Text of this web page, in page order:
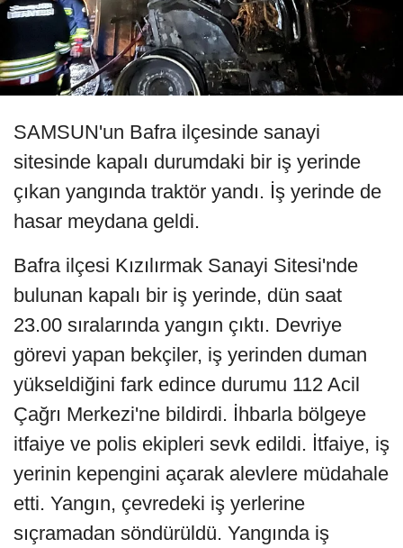
SAMSUN'un Bafra ilçesinde sanayi
sitesinde kapalı durumdaki bir iş yerinde
çıkan yangında traktör yandı. İş yerinde de
hasar meydana geldi.
Bafra ilçesi Kızılırmak Sanayi Sitesi'nde
bulunan kapalı bir iş yerinde, dün saat
23.00 sıralarında yangın çıktı. Devriye
görevi yapan bekçiler, iş yerinden duman
yükseldiğini fark edince durumu 112 Acil
Çağrı Merkezi'ne bildirdi. İhbarla bölgeye
itfaiye ve polis ekipleri sevk edildi. İtfaiye, iş
yerinin kepengini açarak alevlere müdahale
etti. Yangın, çevredeki iş yerlerine
sıçramadan söndürüldü. Yangında iş